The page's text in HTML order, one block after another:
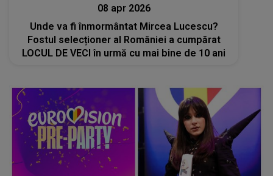
08 apr 2026
Unde va fi înmormântat Mircea Lucescu?
Fostul selecționer al României a cumpărat
LOCUL DE VECI în urmă cu mai bine de 10 ani